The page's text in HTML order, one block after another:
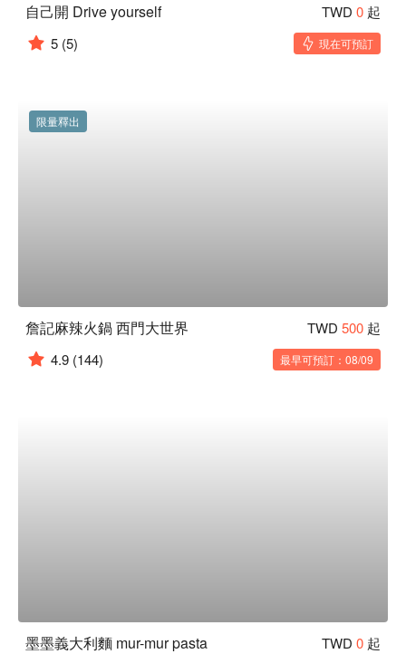
自己開 Drive yourself TWD 0 起
5 (5) 現在可預訂
限量釋出
詹記麻辣火鍋 西門大世界 TWD 500 起
4.9 (144) 最早可預訂：08/09
墨墨義大利麵 mur-mur pasta TWD 0 起